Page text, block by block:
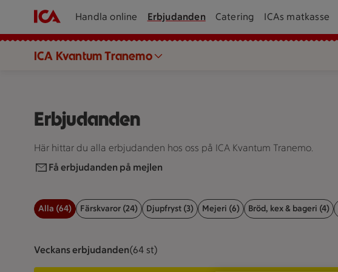
Handla online Erbjudanden Catering ICAs matkasse
ICA Kvantum Tranemo
Erbjudanden
Här hittar du alla erbjudanden hos oss på ICA Kvantum Tranemo.
Få erbjudanden på mejlen
Filter för erbjudanden
Alla (64) Färskvaror (24) Djupfryst (3) Mejeri (6) Bröd, kex & bageri (4)
Veckans erbjudandenVisar 64 st stycken
(64 st)